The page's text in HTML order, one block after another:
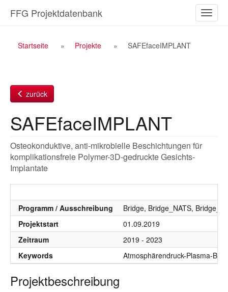
Inhalt
ein-/
FFG Projektdatenbank
Breadcrumb
Startseite Projekte SAFEfaceIMPLANT
zurück
SAFEfaceIMPLANT
Osteokonduktive, anti-mikrobielle Beschichtungen für
komplikationsfreie Polymer-3D-gedruckte Gesichts-
Implantate
Programm / Ausschreibung
Bridge, Bridge_NATS,
Projektstart
01.09.2019
Zeitraum
2019 - 2023
Keywords
Atmosphärendruck-Plasma-
Projektbeschreibung